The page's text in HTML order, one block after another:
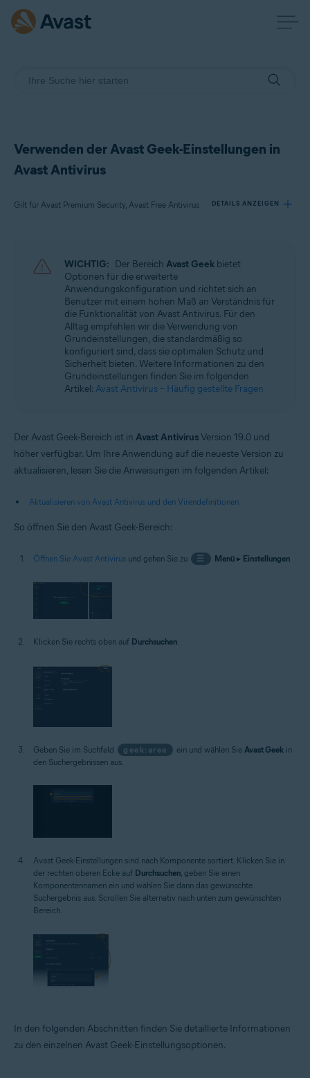
Verwenden der Avast Geek-Einstellungen in
Avast Antivirus
Gilt für Avast Premium Security, Avast Free Antivirus DETAILS ANZEIGEN
Avast Premium Security 22.x
Avast Free Antivirus 22.x
Betriebssysteme:
Microsoft Windows 11 Home/Pro/Enterprise/Education
Microsoft Windows 10 Home/Pro/Enterprise/Education – 32-/64-Bit
Microsoft Windows 8.1 Home/Pro/Enterprise/Education – 32-/64-Bit
Microsoft Windows 8 Home/Pro/Enterprise/Education – 32-/64-Bit
Microsoft Windows 7 Home Basic/Home
WICHTIG: Der Bereich Avast Geek bietet
Optionen für die erweiterte
Anwendungskonfiguration und richtet sich an
Benutzer mit einem hohen Maß an Verständnis für
die Funktionalität von Avast Antivirus. Für den
Alltag empfehlen wir die Verwendung von
Grundeinstellungen, die standardmäßig so
konfiguriert sind, dass sie optimalen Schutz und
Sicherheit bieten. Weitere Informationen zu den
Grundeinstellungen finden Sie im folgenden
Artikel: Avast Antivirus – Häufig gestellte Fragen
Der Avast Geek-Bereich ist in Avast Antivirus Version 19.0 und
höher verfügbar. Um Ihre Anwendung auf die neueste Version zu
aktualisieren, lesen Sie die Anweisungen im folgenden Artikel:
Aktualisieren von Avast Antivirus und den Virendefinitionen
So öffnen Sie den Avast Geek-Bereich:
Öffnen Sie Avast Antivirus und gehen Sie zu ☰ Menü▸ Einstellungen.
Klicken Sie rechts oben auf Durchsuchen
Geben Sie im Suchfeld geek:area ein und wählen Sie Avast Geekin
den Suchergebnissen aus.
Avast Geek-Einstellungen sind nach Komponente sortiert. Klicken Sie in
der rechten oberen Ecke auf Durchsuchen , geben Sie einen
Komponentennamen ein und wählen Sie dann das gewünschte
Suchergebnis aus. Scrollen Sie alternativ nach unten zum gewünschten
Bereich.
In den folgenden Abschnitten finden Sie detaillierte Informationen
zu den einzelnen Avast Geek-Einstellungsoptionen.